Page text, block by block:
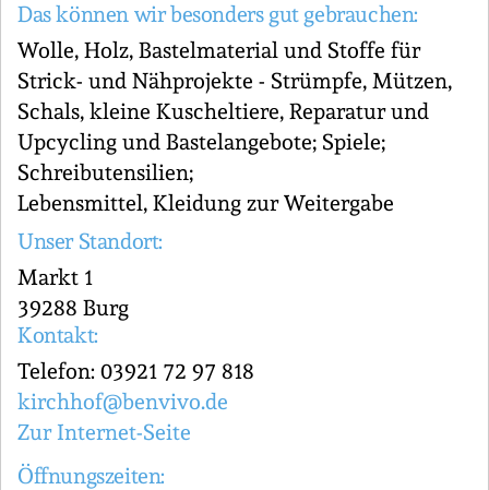
Das können wir besonders gut gebrauchen:
Wolle, Holz, Bastelmaterial und Stoffe für
Strick- und Nähprojekte - Strümpfe, Mützen,
Schals, kleine Kuscheltiere, Reparatur und
Upcycling und Bastelangebote; Spiele;
Schreibutensilien;
Lebensmittel, Kleidung zur Weitergabe
Unser Standort:
Markt 1
39288 Burg
Kontakt:
Telefon: 03921 72 97 818
kirchhof@benvivo.de
Zur Internet-Seite
Öffnungszeiten: